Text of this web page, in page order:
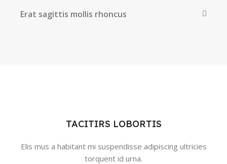
Erat sagittis mollis rhoncus
TACITIRS LOBORTIS
Elis mus a habitant mi suspendisse adipiscing ultricies
torquent id urna.